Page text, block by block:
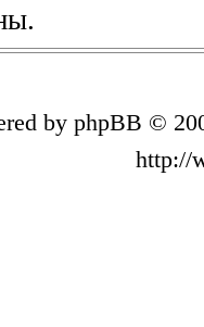
by phpBB ©
http://